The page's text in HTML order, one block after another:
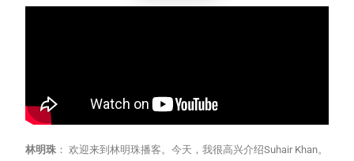
林明珠 ： 欢迎来到林明珠播客。今天，我很高兴介绍Suhair Khan。